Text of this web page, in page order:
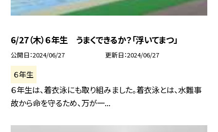
6/27（木）６年生 うまくできるか？「浮いてまつ」
公開日 2024/06/27 更新日 2024/06/27
６年生
６年生は、着衣泳にも取り組みました。着衣泳とは、水難事
故から命を守るため、万が一...